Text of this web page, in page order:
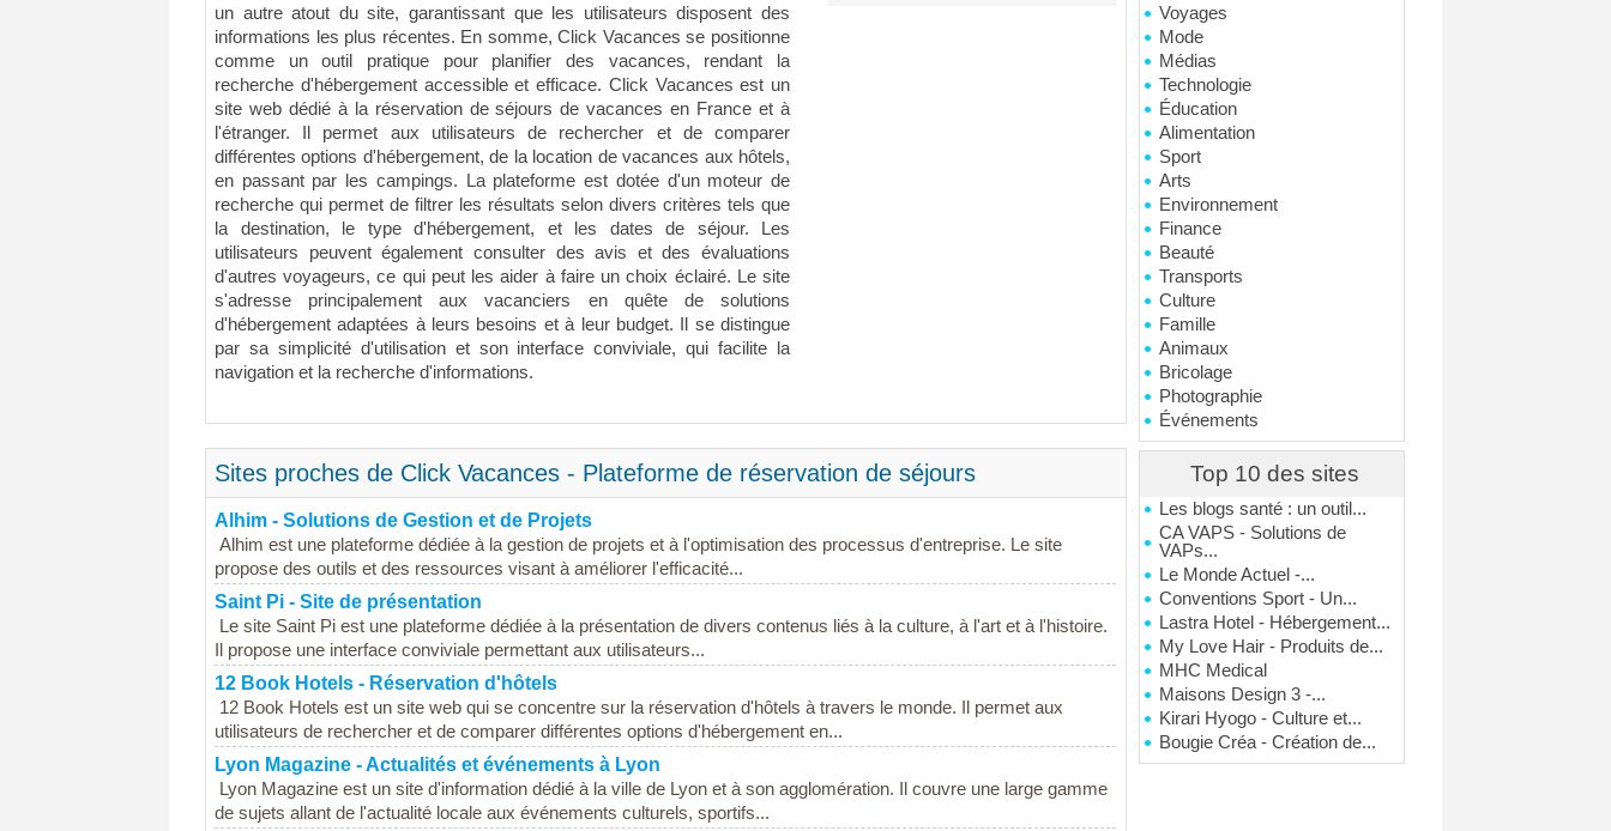
Voyages
Mode
Médias
Technologie
Éducation
Alimentation
Sport
Arts
Environnement
Finance
Beauté
Transports
Culture
Famille
Animaux
Bricolage
Photographie
Événements
Top 10 des sites
Les blogs santé : un outil...
CA VAPS - Solutions de
VAPs...
Le Monde Actuel -...
Conventions Sport - Un...
Lastra Hotel - Hébergement...
My Love Hair - Produits de...
MHC Medical
Maisons Design 3 -...
Kirari Hyogo - Culture et...
Bougie Créa - Création de...
un autre atout du site, garantissant que les utilisateurs disposent des
informations les plus récentes. En somme, Click Vacances se positionne
comme un outil pratique pour planifier des vacances, rendant la
recherche d'hébergement accessible et efficace. Click Vacances est un
site web dédié à la réservation de séjours de vacances en France et à
l'étranger. Il permet aux utilisateurs de rechercher et de comparer
différentes options d'hébergement, de la location de vacances aux hôtels,
en passant par les campings. La plateforme est dotée d'un moteur de
recherche qui permet de filtrer les résultats selon divers critères tels que
la destination, le type d'hébergement, et les dates de séjour. Les
utilisateurs peuvent également consulter des avis et des évaluations
d'autres voyageurs, ce qui peut les aider à faire un choix éclairé. Le site
s'adresse principalement aux vacanciers en quête de solutions
d'hébergement adaptées à leurs besoins et à leur budget. Il se distingue
par sa simplicité d'utilisation et son interface conviviale, qui facilite la
navigation et la recherche d'informations.
Sites proches de Click Vacances - Plateforme de réservation de séjours
Alhim - Solutions de Gestion et de Projets
Alhim est une plateforme dédiée à la gestion de projets et à l'optimisation des processus d'entreprise. Le site
propose des outils et des ressources visant à améliorer l'efficacité...
Saint Pi - Site de présentation
Le site Saint Pi est une plateforme dédiée à la présentation de divers contenus liés à la culture, à l'art et à l'histoire.
Il propose une interface conviviale permettant aux utilisateurs...
12 Book Hotels - Réservation d'hôtels
12 Book Hotels est un site web qui se concentre sur la réservation d'hôtels à travers le monde. Il permet aux
utilisateurs de rechercher et de comparer différentes options d'hébergement en...
Lyon Magazine - Actualités et événements à Lyon
Lyon Magazine est un site d'information dédié à la ville de Lyon et à son agglomération. Il couvre une large gamme
de sujets allant de l'actualité locale aux événements culturels, sportifs...